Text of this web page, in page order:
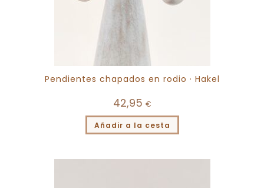
Pendientes chapados en rodio · Hakel
42,95 €
Añadir a la cesta